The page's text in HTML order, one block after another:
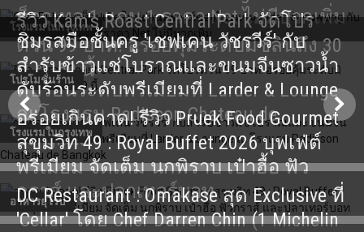
ค็อกเทล 1 แถม 1 ราคา Net ไม่มีบวกเพิ่ม
โรงแรมในกรุงเทพ
รีวิว Kam's Roast Central Park จัดโปร
ด่วน 99 บาท! อร่อยคุ้มระดับมิชลินถึง 30
มิ.ย. 69 นี้
โปรโมชั่นร้าน
ชิมรสมือชั้นครู 'เชฟเคน วัชรวีร์' กับ
สำรับข้าวแช่โบราณและขนมจีนซาวน้ำ
ดับร้อนระดับพรีเมียมที่ Larder & Lounge
ณ โรงแรม Radisson Chateau de
Bangkok
โรงแรมในกรุงเทพ
อร่อยเกินคาด! รีวิว Pruek Food Gourmet
สุขุมวิท 49 : Royal Buffet 2026 บุฟเฟ่ต์
พรีเมียม จัดเต็ม นกพิราบ เป๋าฮื้อ ฟัว
กราส์ และปลาเทอร์บอท
อาหารยุโรป
DC Restaurant : Omakase สุด Exclusive ที่
'Cellar' โดย Chef Darren Chin (1 Michelin